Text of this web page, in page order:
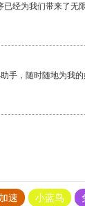
经为我们带来了无
手，随时随地为我的
速 小蓝鸟